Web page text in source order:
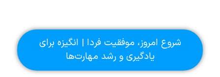
شروع امروز، موفقیت فردا | انگیزه برای
یادگیری و رشد مهارت‌ها